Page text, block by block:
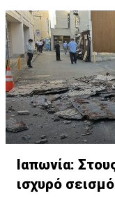
Ιαπωνία:
ισχυρό